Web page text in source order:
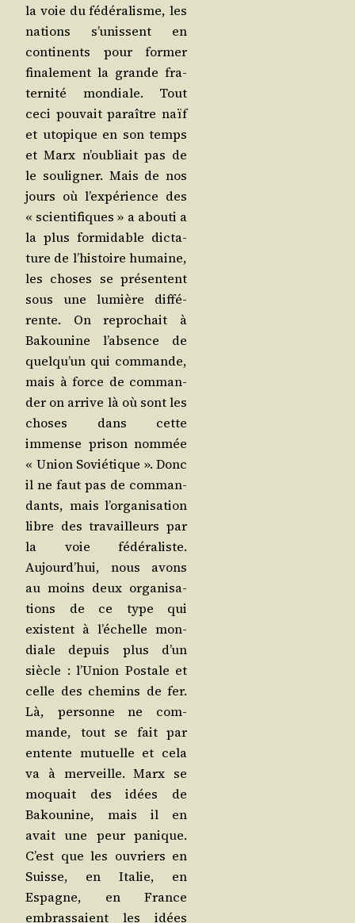
la voie du fédé­ra­lisme, les
nations s’u­nissent en
conti­nents pour for­mer
fina­le­ment la grande fra­
ter­ni­té mon­diale. Tout
ceci pou­vait paraître naïf
et uto­pique en son temps
et Marx n’ou­bliait pas de
le sou­li­gner. Mais de nos
jours où l’ex­pé­rience des
« scien­ti­fiques » a abou­ti a
la plus for­mi­dable dic­ta­
ture de l’his­toire humaine,
les choses se pré­sentent
sous une lumière dif­fé­
rente. On repro­chait à
Bakou­nine l’ab­sence de
quel­qu’un qui com­mande,
mais à force de com­man­
der on arrive là où sont les
choses dans cette
immense pri­son nom­mée
« Union Sovié­tique ». Donc
il ne faut pas de com­man­
dants, mais l’or­ga­ni­sa­tion
libre des tra­vailleurs par
la voie fédé­ra­liste.
Aujourd’­hui, nous avons
au moins deux orga­ni­sa­
tions de ce type qui
existent à l’é­chelle mon­
diale depuis plus d’un
siècle : l’U­nion Pos­tale et
celle des che­mins de fer.
Là, per­sonne ne com­
mande, tout se fait par
entente mutuelle et cela
va à mer­veille. Marx se
moquait des idées de
Bakou­nine, mais il en
avait une peur panique.
C’est que les ouvriers en
Suisse, en Ita­lie, en
Espagne, en France
embras­saient les idées